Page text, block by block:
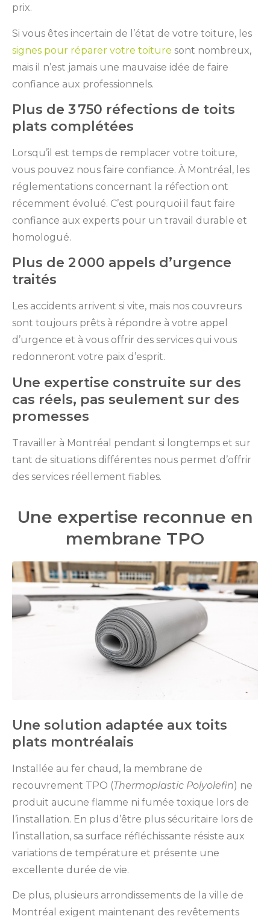
prix.
Si vous êtes incertain de l’état de votre toiture, les
signes pour réparer votre toiture sont nombreux,
mais il n’est jamais une mauvaise idée de faire
confiance aux professionnels.
Plus de 3 750 réfections de toits
plats complétées
Lorsqu’il est temps de remplacer votre toiture,
vous pouvez nous faire confiance. À Montréal, les
réglementations concernant la réfection ont
récemment évolué. C’est pourquoi il faut faire
confiance aux experts pour un travail durable et
homologué.
Plus de 2 000 appels d’urgence
traités
Les accidents arrivent si vite, mais nos couvreurs
sont toujours prêts à répondre à votre appel
d’urgence et à vous offrir des services qui vous
redonneront votre paix d’esprit.
Une expertise construite sur des
cas réels, pas seulement sur des
promesses
Travailler à Montréal pendant si longtemps et sur
tant de situations différentes nous permet d’offrir
des services réellement fiables.
Une expertise reconnue en
membrane TPO
Une solution adaptée aux toits
plats montréalais
Installée au fer chaud, la membrane de
recouvrement TPO (Thermoplastic Polyolefin) ne
produit aucune flamme ni fumée toxique lors de
l’installation. En plus d’être plus sécuritaire lors de
l’installation, sa surface réfléchissante résiste aux
variations de température et présente une
excellente durée de vie.
De plus, plusieurs arrondissements de la ville de
Montréal exigent maintenant des revêtements